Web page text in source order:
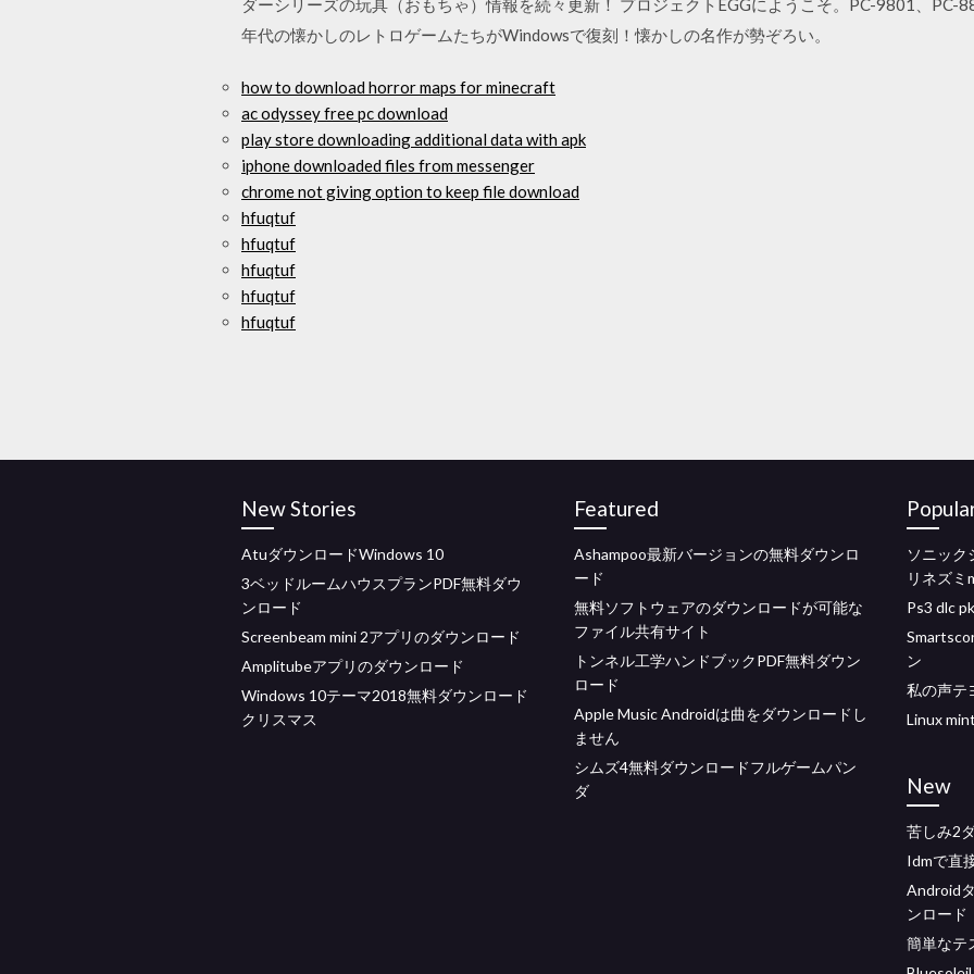
年代の懐かしのレトロゲームたちがWindowsで復刻！懐かしの名作が勢ぞろい。
how to download horror maps for minecraft
ac odyssey free pc download
play store downloading additional data with apk
iphone downloaded files from messenger
chrome not giving option to keep file download
hfuqtuf
hfuqtuf
hfuqtuf
hfuqtuf
hfuqtuf
New Stories
AtuダウンロードWindows 10
3ベッドルームハウスプランPDF無料ダウ
ンロード
Screenbeam mini 2アプリのダウンロード
Amplitubeアプリのダウンロード
Windows 10テーマ2018無料ダウンロード
クリスマス
Featured
Ashampoo最新バージョンの無料ダウンロ
ード
無料ソフトウェアのダウンロードが可能な
ファイル共有サイト
トンネル工学ハンドブックPDF無料ダウン
ロード
Apple Music Androidは曲をダウンロードし
ません
シムズ4無料ダウンロードフルゲームパン
ダ
ソニック
リネズミ
Ps3 dlc
ン
私の声テ
Linux
New
苦しみ2
Idmで直
Android
ンロード
簡単なテ